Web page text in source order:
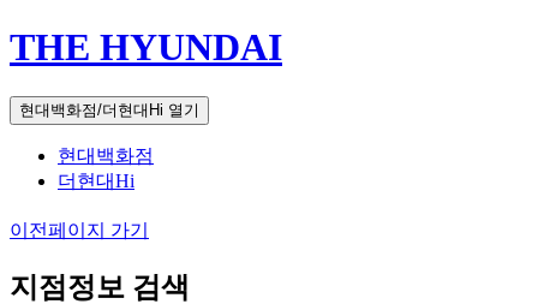
THE HYUNDAI
현대백화점/더현대Hi 열기
현대백화점
더현대Hi
이전페이지 가기
지점정보 검색